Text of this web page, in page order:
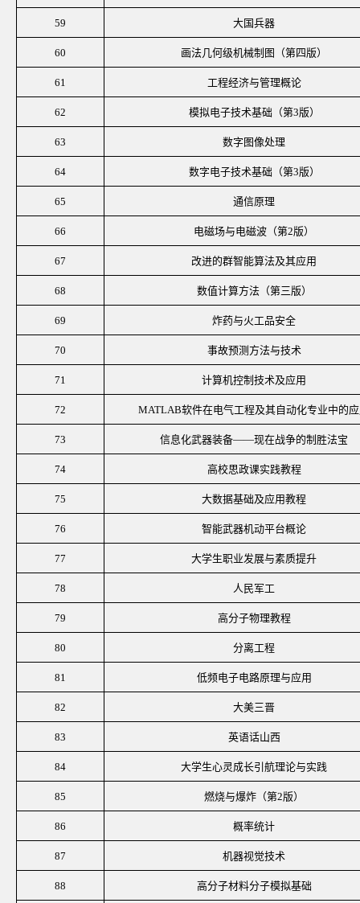
59 大国兵器
60 画法几何级机械制图（第四版）
61 工程经济与管理概论
62 模拟电子技术基础（第3版）
63 数字图像处理
64 数字电子技术基础（第3版）
65 通信原理
66 电磁场与电磁波（第2版）
67 改进的群智能算法及其应用
68 数值计算方法（第三版）
69 炸药与火工品安全
70 事故预测方法与技术
71 计算机控制技术及应用
72 MATLAB软件在电气工程及其自动化专业中的
73 信息化武器装备——现在战争的制胜法宝
74 高校思政课实践教程
75 大数据基础及应用教程
76 智能武器机动平台概论
77 大学生职业发展与素质提升
78 人民军工
79 高分子物理教程
80 分离工程
81 低频电子电路原理与应用
82 大美三晋
83 英语话山西
84 大学生心灵成长引航理论与实践
85 燃烧与爆炸（第2版）
86 概率统计
87 机器视觉技术
88 高分子材料分子模拟基础